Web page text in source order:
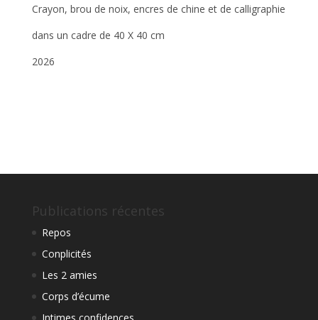
Crayon, brou de noix, encres de chine et de calligraphie
dans un cadre de 40 X 40 cm
2026
Publications récentes
Repos
Conplicités
Les 2 amies
Corps d’écume
Intimes confidences